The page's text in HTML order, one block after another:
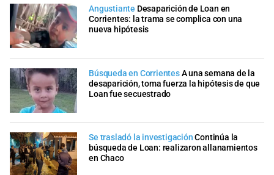
Angustiante Desaparición de Loan en
Corrientes: la trama se complica con una
nueva hipótesis
Búsqueda en CorrientesA una semana de la
desaparición, toma fuerza la hipótesis de que
Loan fue secuestrado
Se trasladó la investigación Continúa la
búsqueda de Loan: realizaron allanamientos
en Chaco